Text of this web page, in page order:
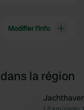
Modifier l’info
la région